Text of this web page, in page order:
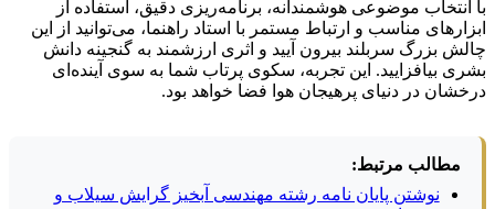
با انتخاب موضوعی هوشمندانه، برنامه‌ریزی دقیق، استفاده از
ابزارهای مناسب و ارتباط مستمر با استاد راهنما، می‌توانید از این
چالش بزرگ سربلند بیرون آیید و اثری ارزشمند به گنجینه دانش
بشری بیافزایید. این تجربه، سکوی پرتاب شما به سوی آینده‌ای
درخشان در دنیای پرهیجان هوا فضا خواهد بود.
مطالب مرتبط:
نوشتن پایان نامه رشته مهندسی آبخیز گرایش سیلاب و